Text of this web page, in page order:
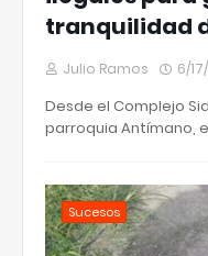
tranquilidad
Julio Ramos 6/
Desde el Complejo
parroquia Antímano,
Sucesos